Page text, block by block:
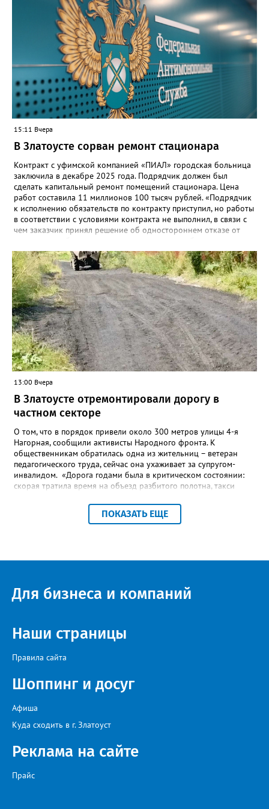
“Моя школа” объединит все школьные сервисы в единую
безопасную государственную экосистему. Предполагается, что
переход пройдёт максимально комфортно для пользователей».
Привычные функции - оценки, расписание, домашние задания,
связь с учителями, знакомые пользователям экосистемы
«Госуслуги Моя школа», не просто сохранятся, они будут
собраны в одном месте, подчеркнули в ведомстве. Причём в
этом случае переход на ТОР станет вообще незаметным.
15:11 Вчера
В Златоусте сорван ремонт стационара
Контракт с уфимской компанией «ПИАЛ» городская больница
заключила в декабре 2025 года. Подрядчик должен был
сделать капитальный ремонт помещений стационара. Цена
работ составила 11 миллионов 100 тысяч рублей. «Подрядчик
к исполнению обязательств по контракту приступил, но работы
в соответствии с условиями контракта не выполнил, в связи с
чем заказчик принял решение об одностороннем отказе от
Челябинском УФАС. Антимонопольная служба приняла
решение включить ООО «ПИАЛ» в реестр недобросовестных
поставщиков. В чёрном списке уфимский подрядчик будет два
года.
13:00 Вчера
В Златоусте отремонтировали дорогу в
частном секторе
О том, что в порядок привели около 300 метров улицы 4-я
Нагорная, сообщили активисты Народного фронта. К
общественникам обратилась одна из жительниц – ветеран
педагогического труда, сейчас она ухаживает за супругом-
инвалидом. «Дорога годами была в критическом состоянии:
скорая тратила время на объезд разбитого полотна, такси
однажды реанимация не смогла добраться до больного.
Жители писали в администрацию города и другие инстанции,
этого потребовалось обратиться в мэрию Златоуста.
ПОКАЗАТЬ ЕЩЕ
Для бизнеса и компаний
Наши страницы
Правила сайта
Шоппинг и досуг
Афиша
Куда сходить в г. Златоуст
Реклама на сайте
Прайс